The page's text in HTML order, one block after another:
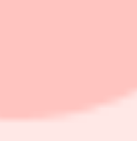
2024 på -2,8 miljoner